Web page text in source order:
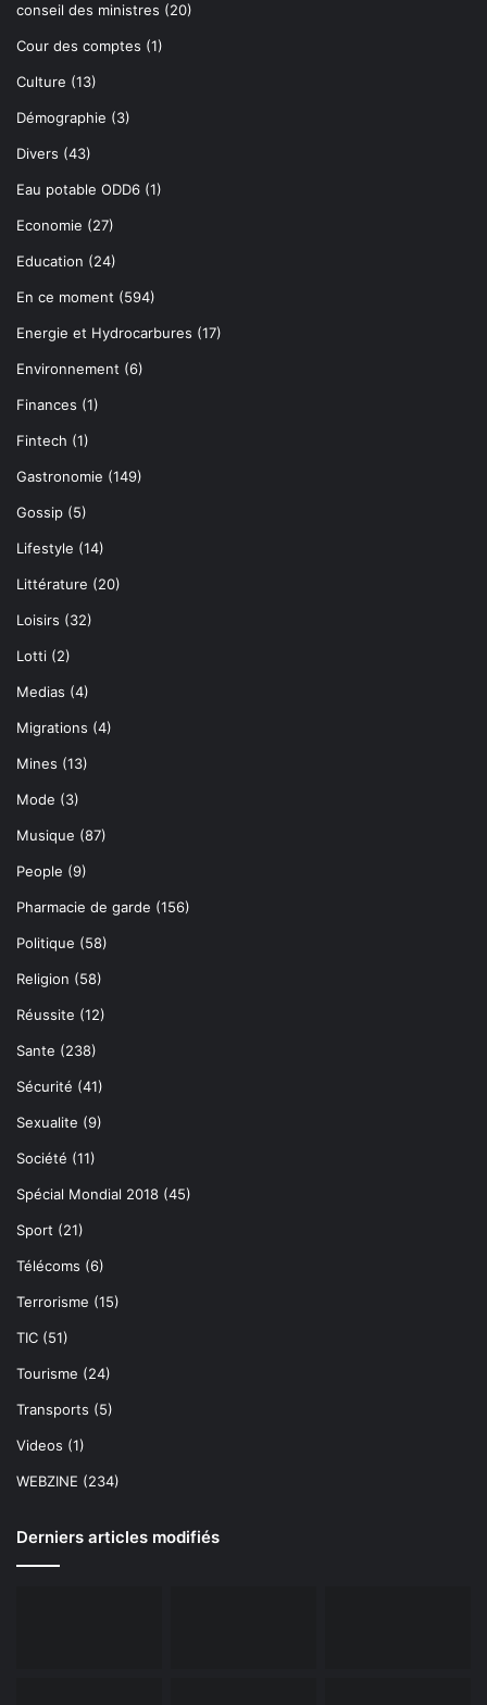
conseil des ministres (20)
Cour des comptes (1)
Culture (13)
Démographie (3)
Divers (43)
Eau potable ODD6 (1)
Economie (27)
Education (24)
En ce moment (594)
Energie et Hydrocarbures (17)
Environnement (6)
Finances (1)
Fintech (1)
Gastronomie (149)
Gossip (5)
Lifestyle (14)
Littérature (20)
Loisirs (32)
Lotti (2)
Medias (4)
Migrations (4)
Mines (13)
Mode (3)
Musique (87)
People (9)
Pharmacie de garde (156)
Politique (58)
Religion (58)
Réussite (12)
Sante (238)
Sécurité (41)
Sexualite (9)
Société (11)
Spécial Mondial 2018 (45)
Sport (21)
Télécoms (6)
Terrorisme (15)
TIC (51)
Tourisme (24)
Transports (5)
Videos (1)
WEBZINE (234)
Derniers articles modifiés